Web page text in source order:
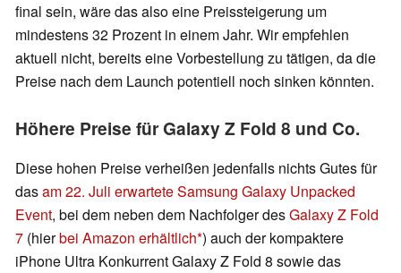
final sein, wäre das also eine Preissteigerung um
mindestens 32 Prozent in einem Jahr. Wir empfehlen
aktuell nicht, bereits eine Vorbestellung zu tätigen, da die
Preise nach dem Launch potentiell noch sinken könnten.
Höhere Preise für Galaxy Z Fold 8 und Co.
Diese hohen Preise verheißen jedenfalls nichts Gutes für
dasam 22. Juli erwartete Samsung Galaxy Unpacked
Event, bei dem neben dem Nachfolger desGalaxy Z Fold
7 (hierbei Amazon erhältlich ) auch der kompaktere
iPhone Ultra Konkurrent Galaxy Z Fold 8 sowie das